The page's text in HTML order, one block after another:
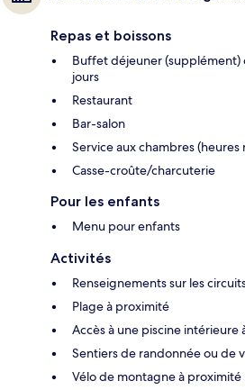
Repas et boissons
Buffet déjeuner (supplément)
jours
Restaurant
Bar-salon
Service aux chambres (heures
Casse-croûte/charcuterie
Pour les enfants
Menu pour enfants
Activités
Renseignements sur les
Plage à proximité
Accès à une piscine intérieure
Sentiers de randonnée ou de
Vélo de montagne à proximité